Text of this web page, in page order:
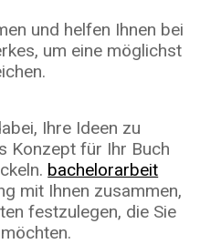
und helfen Ihnen bei
um eine möglichst
Ihre Ideen zu
Konzept für Ihr Buch
bachelorarbeit
mit Ihnen zusammen,
festzulegen, die Sie